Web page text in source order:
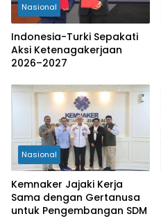
Nasional
Indonesia-Turki Sepakati
Aksi Ketenagakerjaan
2026–2027
Nasional
Kemnaker Jajaki Kerja
Sama dengan Gertanusa
untuk Pengembangan SDM